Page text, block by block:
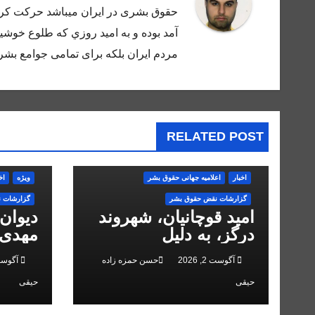
حقوق بشرى در ايران ميباشد حركت
آمد بوده و به اميد روزي كه طلوع
مردم ايران بلكه براى تمامى جوامع
RELATED POST
اخبار اعلاميه جهانی حقوق بشر
گزارشات نقض حقوق بشر
امید قوچانیان، شهروند
درگز، به دلیل
«مخالفت» با حکومت به
۵ سال زندان محکوم
شد
آگوست 2, 2026 حسن حمزه زاده
حیقی
ویژه
گزارشات
آگوست 2,
حیقی